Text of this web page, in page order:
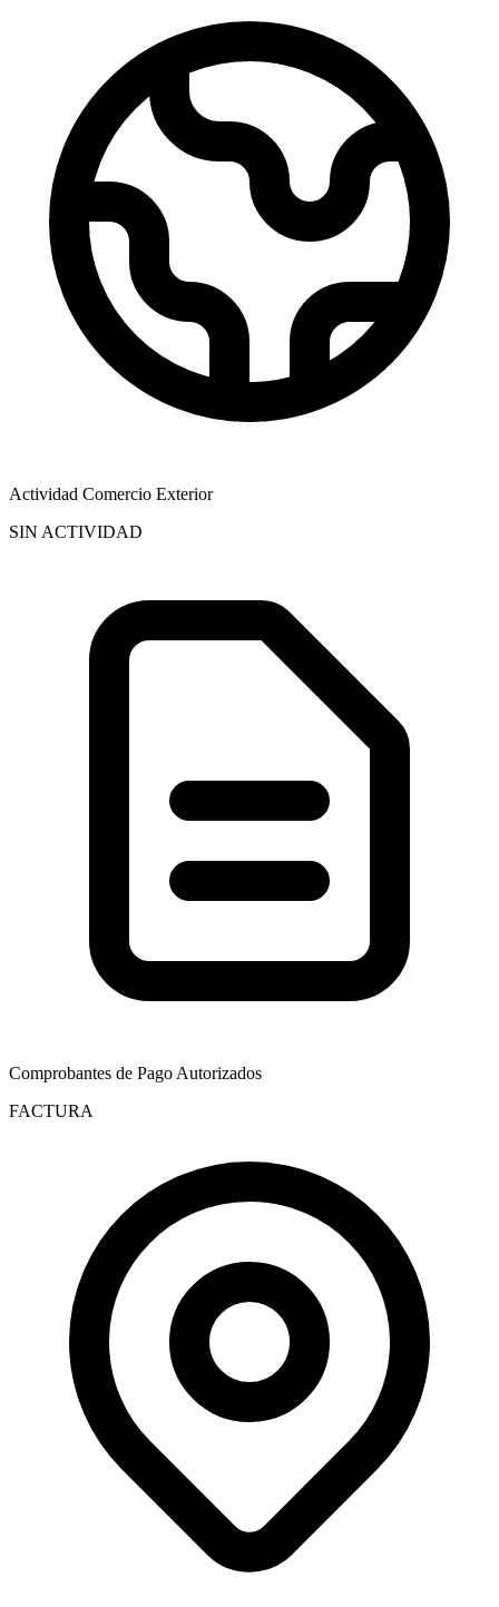
Actividad Comercio Exterior
SIN ACTIVIDAD
Comprobantes de Pago Autorizados
FACTURA